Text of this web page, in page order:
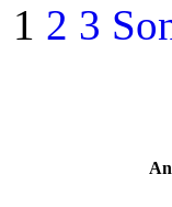
1 2 3